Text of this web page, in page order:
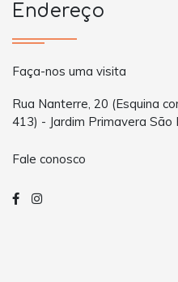
Endereço
Faça-nos uma visita
Rua Nanterre, 20 (Esquina
413) - Jardim Primavera
Fale conosco